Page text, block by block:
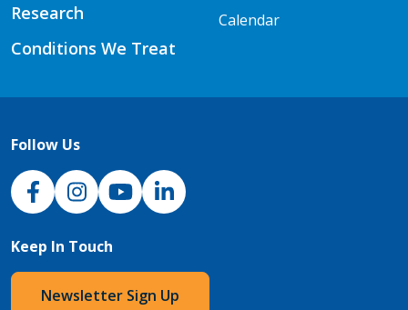
Research
Conditions We Treat
Calendar
Follow Us
NJH Facebook
InstagramNJH YouTube
NJH LinkedIn
Keep In Touch
Newsletter Sign Up